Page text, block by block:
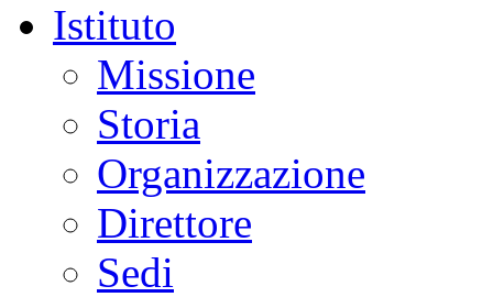
Istituto
Missione
Storia
Organizzazione
Direttore
Sedi